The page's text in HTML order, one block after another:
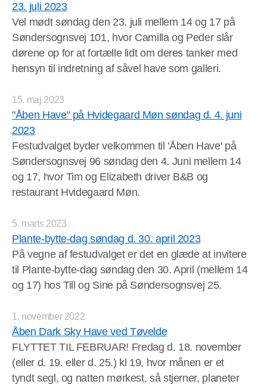
23. juli 2023
Vel mødt søndag den 23. juli mellem 14 og 17 på
Søndersognsvej 101, hvor Camilla og Peder slår
dørene op for at fortælle lidt om deres tanker med
hensyn til indretning af såvel have som galleri.
15. maj 2023
"Åben Have" på Hvidegaard Møn søndag d. 4. juni
2023
Festudvalget byder velkommen til 'Åben Have' på
Søndersognsvej 96 søndag den 4. Juni mellem 14
og 17, hvor Tim og Elizabeth driver B&B og
restaurant Hvidegaard Møn.
5. marts 2023
Plante-bytte-dag søndag d. 30. april 2023
På vegne af festudvalget er det en glæde at invitere
til Plante-bytte-dag søndag den 30. April (mellem 14
og 17) hos Till og Sine på Søndersognsvej 25.
1. november 2022
Åben Dark Sky Have ved Tøvelde
FLYTTET TIL FEBRUAR! Fredag d. 18. november
(eller d. 19. eller d. 25.) kl 19, hvor månen er et
tyndt segl, og natten mørkest, så stjerner, planeter